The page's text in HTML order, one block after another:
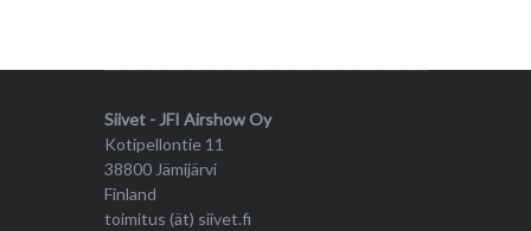
Siivet - JFI Airshow Oy
Kotipellontie 11
38800 Jämijärvi
Finland
toimitus (ät) siivet.fi